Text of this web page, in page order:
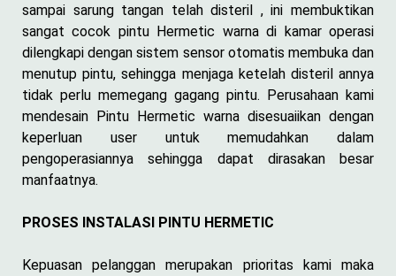
sampai sarung tangan telah disteril , ini membuktikan
sangat cocok pintu Hermetic warna di kamar operasi
dilengkapi dengan sistem sensor otomatis membuka dan
menutup pintu, sehingga menjaga ketelah disteril annya
tidak perlu memegang gagang pintu. Perusahaan kami
mendesain Pintu Hermetic warna disesuaiikan dengan
keperluan user untuk memudahkan dalam
pengoperasiannya sehingga dapat dirasakan besar
manfaatnya.
PROSES INSTALASI PINTU HERMETIC
Kepuasan pelanggan merupakan prioritas kami maka